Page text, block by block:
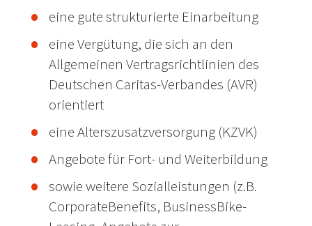
eine gute strukturierte Einarbeitung
eine Vergütung, die sich an den
Allgemeinen Vertragsrichtlinien des
Deutschen Caritas-Verbandes (AVR)
orientiert
eine Alterszusatzversorgung (KZVK)
Angebote für Fort- und Weiterbildung
sowie weitere Sozialleistungen (z.B.
CorporateBenefits, BusinessBike-